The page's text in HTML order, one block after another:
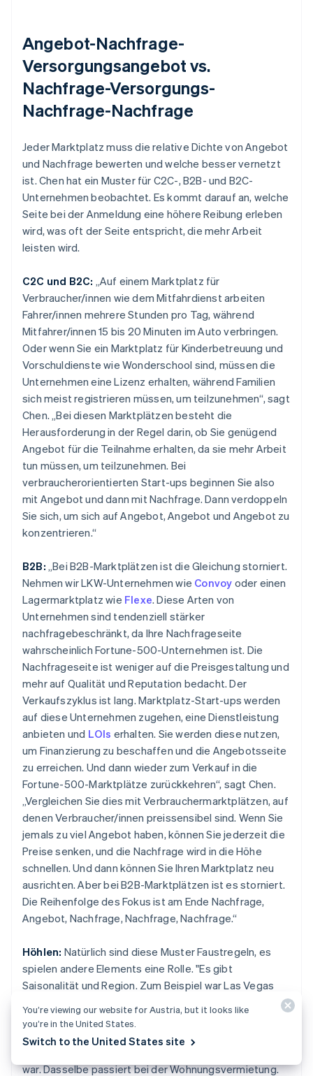
Angebot-Nachfrage-
Versorgungsangebot vs.
Nachfrage-Versorgungs-
Nachfrage-Nachfrage
Jeder Marktplatz muss die relative Dichte von Angebot
und Nachfrage bewerten und welche besser vernetzt
ist. Chen hat ein Muster für C2C-, B2B- und B2C-
Unternehmen beobachtet. Es kommt darauf an, welche
Seite bei der Anmeldung eine höhere Reibung erleben
wird, was oft der Seite entspricht, die mehr Arbeit
leisten wird.
C2C und B2C: „Auf einem Marktplatz für
Verbraucher/innen wie dem Mitfahrdienst arbeiten
Fahrer/innen mehrere Stunden pro Tag, während
Mitfahrer/innen 15 bis 20 Minuten im Auto verbringen.
Oder wenn Sie ein Marktplatz für Kinderbetreuung und
Vorschuldienste wie Wonderschool sind, müssen die
Unternehmen eine Lizenz erhalten, während Familien
sich meist registrieren müssen, um teilzunehmen“, sagt
Chen. „Bei diesen Marktplätzen besteht die
Herausforderung in der Regel darin, ob Sie genügend
Angebot für die Teilnahme erhalten, da sie mehr Arbeit
tun müssen, um teilzunehmen. Bei
verbraucherorientierten Start-ups beginnen Sie also
mit Angebot und dann mit Nachfrage. Dann verdoppeln
Sie sich, um sich auf Angebot, Angebot und Angebot zu
konzentrieren.“
B2B: „Bei B2B-Marktplätzen ist die Gleichung storniert.
Nehmen wir LKW-Unternehmen wie Convoy oder einen
Lagermarktplatz wie Flexe. Diese Arten von
Unternehmen sind tendenziell stärker
nachfragebeschränkt, da Ihre Nachfrageseite
wahrscheinlich Fortune-500-Unternehmen ist. Die
Nachfrageseite ist weniger auf die Preisgestaltung und
mehr auf Qualität und Reputation bedacht. Der
Verkaufszyklus ist lang. Marktplatz-Start-ups werden
auf diese Unternehmen zugehen, eine Dienstleistung
anbieten und LOIs erhalten. Sie werden diese nutzen,
um Finanzierung zu beschaffen und die Angebotsseite
zu erreichen. Und dann wieder zum Verkauf in die
Fortune-500-Marktplätze zurückkehren“, sagt Chen.
„Vergleichen Sie dies mit Verbrauchermarktplätzen, auf
denen Verbraucher/innen preissensibel sind. Wenn Sie
jemals zu viel Angebot haben, können Sie jederzeit die
Preise senken, und die Nachfrage wird in die Höhe
schnellen. Und dann können Sie Ihren Marktplatz neu
ausrichten. Aber bei B2B-Marktplätzen ist es storniert.
Die Reihenfolge des Fokus ist am Ende Nachfrage,
Angebot, Nachfrage, Nachfrage, Nachfrage.“
Höhlen: Natürlich sind diese Muster Faustregeln, es
spielen andere Elements eine Rolle. "Es gibt
Saisonalität und Region. Zum Beispiel war Las Vegas
mehr Fahrer gab – und viele Mitfahrer/innen Taxis
nahmen. Während in San Francisco oder New York das
war. Dasselbe passiert bei der Wohnungsvermietung.
You’re viewing our website for Austria, but it looks like
you’re in the United States.
Switch to the United States site